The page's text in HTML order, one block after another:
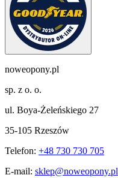
noweopony.pl
sp. z o. o.
ul. Boya-Żeleńskiego 27
35-105 Rzeszów
Telefon: +48 730 730 705
E-mail: sklep@noweopony.pl